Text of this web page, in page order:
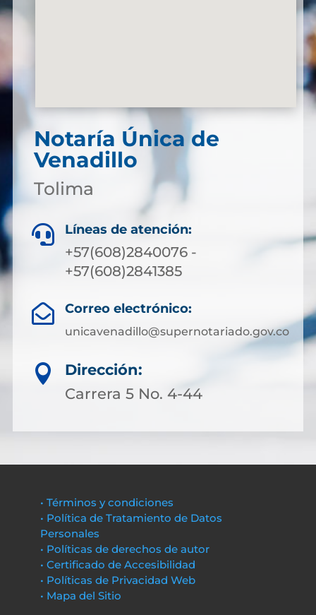
Notaría Única de
Venadillo
Tolima
 Líneas de atención:
+57(608)2840076 -
+57(608)2841385
 Correo electrónico:
unicavenadillo@supernotariado.gov.co

Dirección:
Carrera 5 No. 4-44
• Términos y condiciones
• Política de Tratamiento de Datos
Personales
• Políticas de derechos de autor
• Certificado de Accesibilidad
• Políticas de Privacidad Web
• Mapa del Sitio